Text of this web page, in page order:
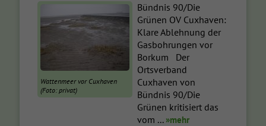
Wattenmeer vor Cuxhaven
(Foto: privat)
Bündnis 90/Die
Grünen OV Cuxhaven:
Klare Ablehnung der
Gasbohrungen vor
Borkum Der
Ortsverband
Cuxhaven von
Bündnis 90/Die
Grünen kritisiert das
vom ... »mehr